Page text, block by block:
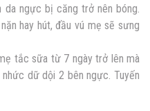
ngực bị căng trở nên bóng.
hay hút, đầu vú mẹ sẽ sưng
tắc sữa từ 7 ngày trở lên mà
dữ dội 2 bên ngực. Tuyến